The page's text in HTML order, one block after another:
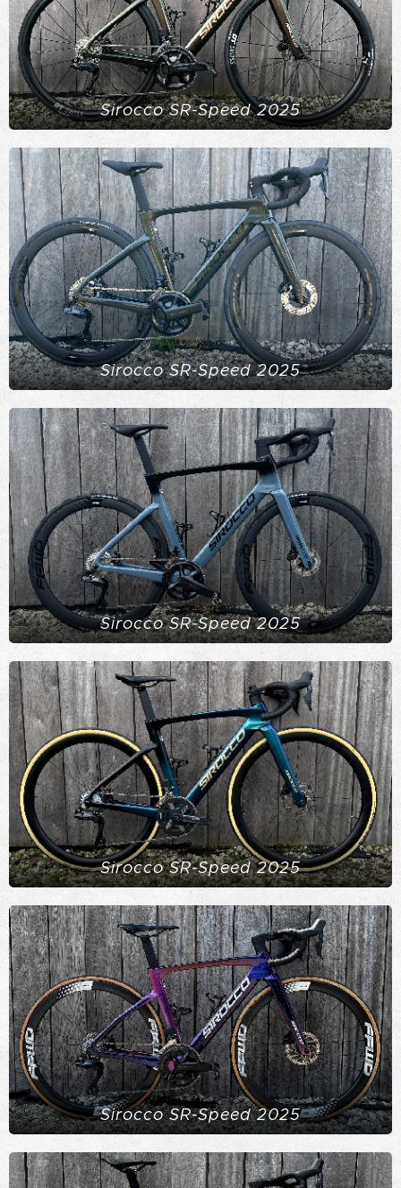
Sirocco SR-Speed 2025
Sirocco SR-Speed 2025
Sirocco SR-Speed 2025
Sirocco SR-Speed 2025
Sirocco SR-Speed 2025